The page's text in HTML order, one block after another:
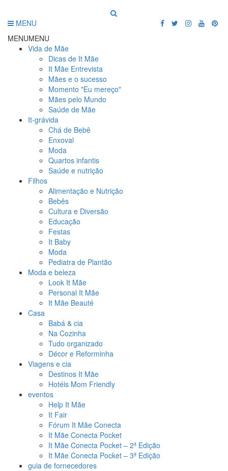
MENU
MENUMENU
Vida de Mãe
Dicas de It Mãe
It Mãe Entrevista
Mães e o sucesso
Momento "Eu mereço"
Mães pelo Mundo
Saúde de Mãe
It-grávida
Chá de Bebê
Enxoval
Moda
Quartos infantis
Saúde e nutrição
Filhos
Alimentação e Nutrição
Bebês
Cultura e Diversão
Educação
Festas
It Baby
Moda
Pediatra de Plantão
Moda e beleza
Look It Mãe
Personal It Mãe
It Mãe Beauté
Casa
Babá & cia
Na Cozinha
Tudo organizado
Décor e Reforminha
Viagens e cia
Destinos It Mãe
Hotéis Mom Friendly
eventos
Help It Mãe
It Fair
Fórum It Mãe Conecta
It Mãe Conecta Pocket
It Mãe Conecta Pocket – 2ª Edição
It Mãe Conecta Pocket – 3ª Edição
guia de fornecedores